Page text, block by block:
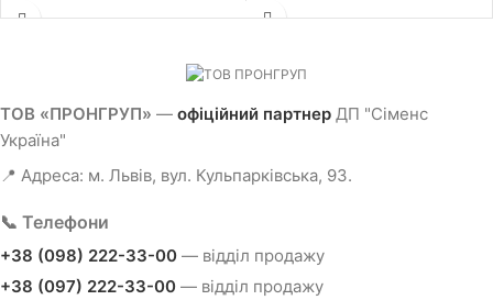
ТОВ «ПРОНГРУП» — офіційний партнер ДП "Сіменс
Україна"
📍 Адреса: м. Львів, вул. Кульпарківська, 93.
📞 Телефони
+38 (098) 222-33-00 — відділ продажу
+38 (097) 222-33-00 — відділ продажу